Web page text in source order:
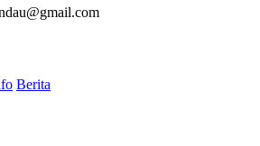
Berita